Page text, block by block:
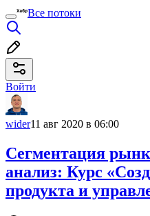
Все потоки
Войти
wider11 авг 2020 в 06:00
Сегментация
анализ: Курс
продукта и